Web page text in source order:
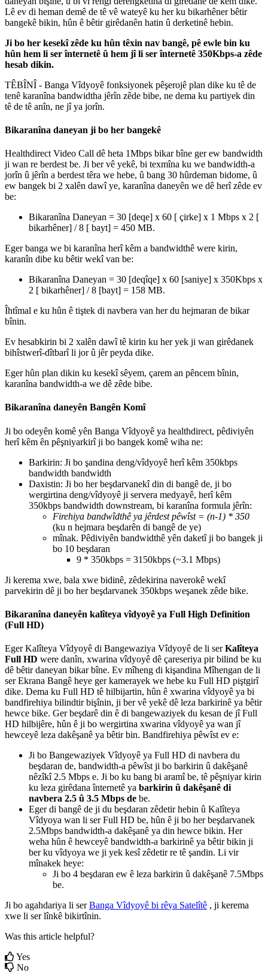
Lê ev di heman demê de tê vê wateyê ku her ku bikarhêner bêtir
bangekê bikin, hûn ê bêtir girêdanên hatin û derketinê hebin.
Ji bo her kesekî zêde ku hûn têxin nav bangê, pê ewle bin ku
hûn hem li ser înternetê û hem jî li ser înternetê 350Kbps-a zêde
hesab dikin.
TÊBÎNÎ - Banga Vîdyoyê fonksiyonek pêşerojê plan dike ku tê de
tenê karanîna bandwidtha jêrîn zêde bibe, ne dema ku partiyek din
tê de tê anîn, ne jî ya jorîn.
Bikaranîna daneyan ji bo her bangekê
Healthdirect Video Call dê heta 1Mbps bikar bîne ger ew bandwidth
ji wan re berdest be. Ji ber vê yekê, bi texmîna ku we bandwidth-a
jorîn û jêrîn a berdest têra we hebe, û bang 30 hûrdeman bidome, û
ew bangek bi 2 xalên dawî ye, karanîna daneyên we dê herî zêde ev
be:
Bikaranîna Daneyan = 30 [deqe] x 60 [ çirke] x 1 Mbps x 2 [
bikarhêner] / 8 [ bayt] = 450 MB.
Eger banga we bi karanîna herî kêm a bandwidthê were kirin,
karanîn dibe ku bêtir wekî van be:
Bikaranîna Daneyan = 30 [deqîqe] x 60 [saniye] x 350Kbps x
2 [ bikarhêner] / 8 [bayt] = 158 MB.
Îhtîmal e ku hûn ê tiştek di navbera van her du hejmaran de bikar
bînin.
Ev hesabkirin bi 2 xalên dawî tê kirin ku her yek ji wan girêdanek
bihîstwerî-dîtbarî li jor û jêr peyda dike.
Eger hûn plan dikin ku kesekî sêyem, çarem an pêncem bînin,
karanîna bandwidth-a we dê zêde bibe.
Bikaranîna daneyên Bangên Komî
Ji bo odeyên komê yên Banga Vîdyoyê ya healthdirect, pêdiviyên
herî kêm ên pêşniyarkirî ji bo bangek komê wiha ne:
Barkirin: Ji bo şandina deng/vîdyoyê herî kêm 350kbps
bandwidth bandwidth
Daxistin: Ji bo her beşdarvanekî din di bangê de, ji bo
wergirtina deng/vîdyoyê ji servera medyayê, herî kêm
350kbps bandwidth downstream, bi karanîna formula jêrîn:
Firehiya bandwîdthê ya jêrdest pêwîst = (n-1) * 350
(ku n hejmara beşdarên di bangê de ye)
mînak. Pêdiviyên bandwidthê yên daketî ji bo bangek ji
bo 10 beşdaran
9 * 350kbps = 3150kbps (~3.1 Mbps)
Ji kerema xwe, bala xwe bidinê, zêdekirina naverokê wekî
parvekirin dê ji bo her beşdarvanek 350kbps weşanek zêde bike.
Bikaranîna daneyên kalîteya vîdyoyê ya Full High Definition
(Full HD)
Eger Kalîteya Vîdyoyê di Bangewaziya Vîdyoyê de li ser Kalîteya
Full HD were danîn, xwarina vîdyoyê dê çareseriya pir bilind be ku
dê bêtir daneyan bikar bîne. Ev mîheng di kişandina Mîhengan de li
ser Ekrana Bangê heye ger kamerayek we hebe ku Full HD piştgirî
dike. Dema ku Full HD tê hilbijartin, hûn ê xwarina vîdyoyê ya bi
bandfirehiya bilindtir bişînin, ji ber vê yekê dê leza barkirinê ya bêtir
hewce bike. Ger beşdarê din ê di bangewaziyek du kesan de jî Full
HD hilbijêre, hûn ê ji bo wergirtina xwarina vîdyoyê ya wan jî
hewceyê leza dakêşanê ya bêtir bin. Bandfirehiya pêwîst ev e:
Ji bo Bangewaziyek Vîdyoyê ya Full HD di navbera du
beşdaran de, bandwidth-a pêwîst ji bo barkirin û dakêşanê
nêzîkî 2.5 Mbps e. Ji bo ku bang bi aramî be, tê pêşniyar kirin
ku leza girêdana înternetê ya barkirin û dakêşanê di
navbera 2.5 û 3.5 Mbps de be.
Eger di bangê de ji du beşdaran zêdetir hebin û Kalîteya
Vîdyoya wan li ser Full HD be, hûn ê ji bo her beşdarvanek
2.5Mbps bandwidth-a dakêşanê ya din hewce bikin. Her
weha hûn ê hewceyê bandwidth-a barkirinê ya bêtir bikin ji
ber ku vîdyoya we ji yek kesî zêdetir re tê şandin. Li vir
mînakek heye:
Ji bo 4 beşdaran ew ê leza barkirin û dakêşanê 7.5Mbps
be.
Ji bo agahdariya li ser Banga Vîdyoyê bi rêya Satelîtê , ji kerema
xwe li ser lînkê bikirtînin.
Was this article helpful?
Yes
No